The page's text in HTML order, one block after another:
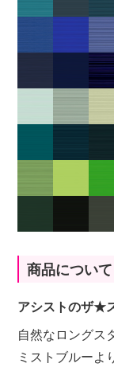
商品について
アシストのザ★
自然なロングス
ミストブルーよ